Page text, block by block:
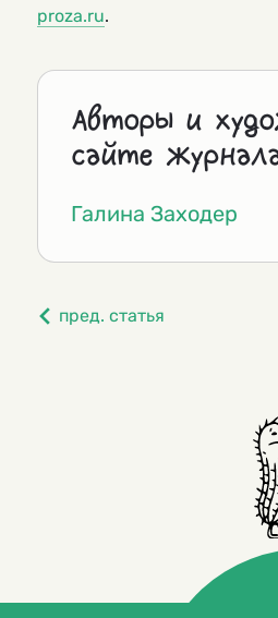
proza.ru.
Авторы и
сайте
Галина Заходер
пред. статья